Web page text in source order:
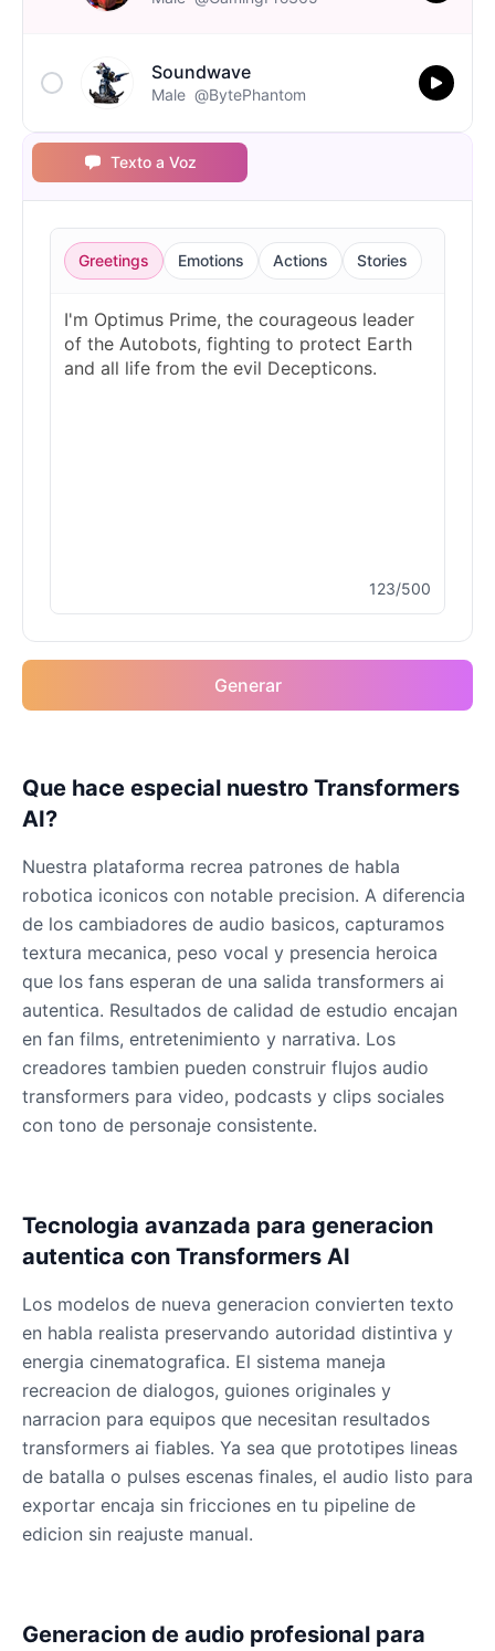
Soundwave
Male @BytePhantom
Texto a Voz
Greetings Emotions Actions Stories
123/500
Generar
Que hace especial nuestro Transformers
AI?
Nuestra plataforma recrea patrones de habla
robotica iconicos con notable precision. A diferencia
de los cambiadores de audio basicos, capturamos
textura mecanica, peso vocal y presencia heroica
que los fans esperan de una salida transformers ai
autentica. Resultados de calidad de estudio encajan
en fan films, entretenimiento y narrativa. Los
creadores tambien pueden construir flujos audio
transformers para video, podcasts y clips sociales
con tono de personaje consistente.
Tecnologia avanzada para generacion
autentica con Transformers AI
Los modelos de nueva generacion convierten texto
en habla realista preservando autoridad distintiva y
energia cinematografica. El sistema maneja
recreacion de dialogos, guiones originales y
narracion para equipos que necesitan resultados
transformers ai fiables. Ya sea que prototipes lineas
de batalla o pulses escenas finales, el audio listo para
exportar encaja sin fricciones en tu pipeline de
edicion sin reajuste manual.
Generacion de audio profesional para